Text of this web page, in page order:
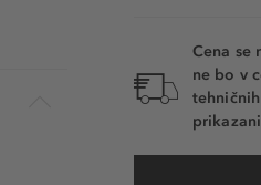
Cena se
ne bo v